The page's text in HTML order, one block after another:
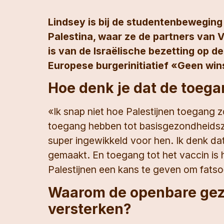
Lindsey is bij de
Palestina, waar ze de partners van
is van de Israëlische bezetting op
Europese burgerinitiatief «Geen
Hoe denk je dat de
«Ik snap niet hoe Palestijnen toegang
toegang hebben tot
super ingewikkeld voor hen. Ik denk
gemaakt. En toegang tot het vaccin is
Palestijnen een kans te geven om
Waarom de openbare
versterken?